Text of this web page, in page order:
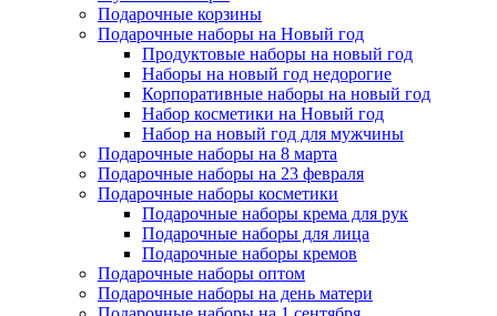
Подарочные корзины
Подарочные наборы на Новый год
Продуктовые наборы на новый год
Наборы на новый год недорогие
Корпоративные наборы на новый год
Набор косметики на Новый год
Набор на новый год для мужчины
Подарочные наборы на 8 марта
Подарочные наборы на 23 февраля
Подарочные наборы косметики
Подарочные наборы крема для рук
Подарочные наборы для лица
Подарочные наборы кремов
Подарочные наборы оптом
Подарочные наборы на день матери